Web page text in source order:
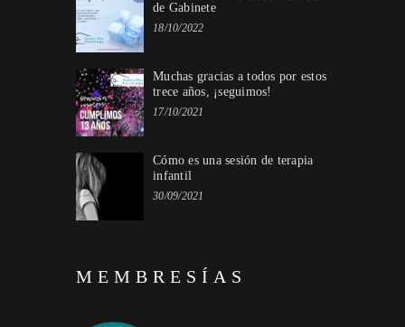
de Gabinete
18/10/2022
Muchas gracias a todos por estos
trece años, ¡seguimos!
17/10/2021
Cómo es una sesión de terapia
infantil
30/09/2021
MEMBRESÍAS